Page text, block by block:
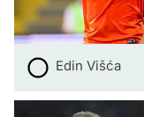
Edin Višća